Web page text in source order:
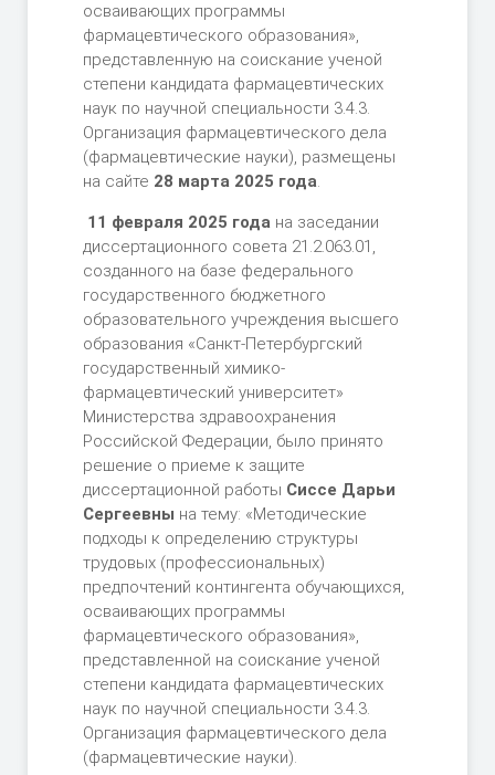
осваивающих программы
фармацевтического образования»,
представленную на соискание ученой
степени кандидата фармацевтических
наук по научной специальности 3.4.3.
Организация фармацевтического дела
(фармацевтические науки), размещены
на сайте 28 марта 2025 года.
11 февраля 2025 года на заседании
диссертационного совета 21.2.063.01,
созданного на базе федерального
государственного бюджетного
образовательного учреждения высшего
образования «Санкт-Петербургский
государственный химико-
фармацевтический университет»
Министерства здравоохранения
Российской Федерации, было принято
решение о приеме к защите
диссертационной работы Сиссе Дарьи
Сергеевны на тему: «Методические
подходы к определению структуры
трудовых (профессиональных)
предпочтений контингента обучающихся,
осваивающих программы
фармацевтического образования»,
представленной на соискание ученой
степени кандидата фармацевтических
наук по научной специальности 3.4.3.
Организация фармацевтического дела
(фармацевтические науки).